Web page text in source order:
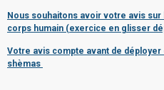
Nous souhaitons avoir votre avis
corps humain (exercice en glisser
Votre avis compte avant de
shèmas